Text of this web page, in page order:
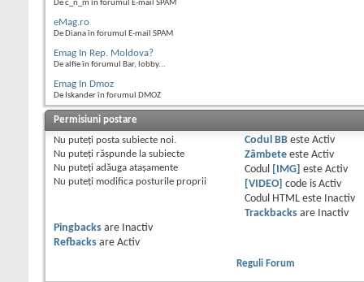
De c_n_m în forumul E-mail SPAM
eMag.ro
De Diana în forumul E-mail SPAM
Emag In Rep. Moldova?
De alfie în forumul Bar, lobby...
Emag In Dmoz
De Iskander în forumul DMOZ
Permisiuni postare
Nu puteţi posta subiecte noi.
Nu puteţi răspunde la subiecte
Nu puteţi adăuga ataşamente
Nu puteţi modifica posturile proprii
Codul BBeste Activ
Zâmbeteeste Activ
Codul
[IMG] este Activ
[VIDEO] code is Activ
Codul HTML este
Inactiv
Trackbacksare
Inactiv
Pingbacks are
Inactiv
Refbacks are Activ
Reguli Forum